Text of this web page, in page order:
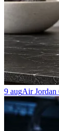
9 augAir Jordan